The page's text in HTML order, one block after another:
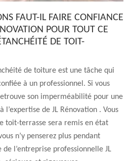
FAUT-IL FAIRE CONFIANCE
POUR TOUT CE
DE TOIT-
de toiture est une tâche qui
à un professionnel. Si vous
son imperméabilité pour une
l’expertise de JL Rénovation . Vous
toit-terrasse sera remis en état
n’y penserez plus pendant
de l’entreprise professionnelle JL